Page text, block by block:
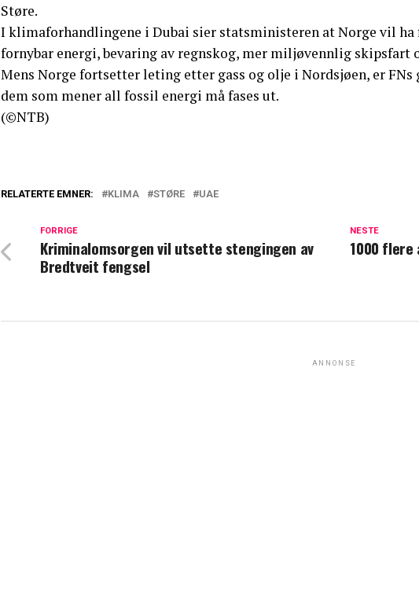
Støre.
I klimaforhandlingene i Dubai sier statsministeren at Norge vil
fornybar energi, bevaring av regnskog, mer miljøvennlig
Mens Norge fortsetter leting etter gass og olje i Nordsjøen, er
dem som mener all fossil energi må fases ut.
(©NTB)
RELATERTE EMNER: KLIMA STØRE UAE
NESTE
1000 flere
FORRIGE
Kriminalomsorgen vil utsette stengingen av
Bredtveit fengsel
ANNONSE